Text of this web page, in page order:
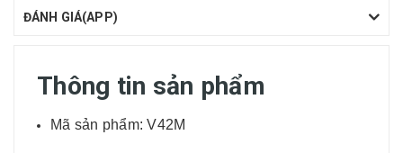
ĐÁNH GIÁ(APP)
Thông tin sản phẩm
Mã sản phẩm: V42M